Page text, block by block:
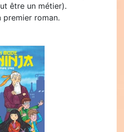
être un métier).
premier roman.